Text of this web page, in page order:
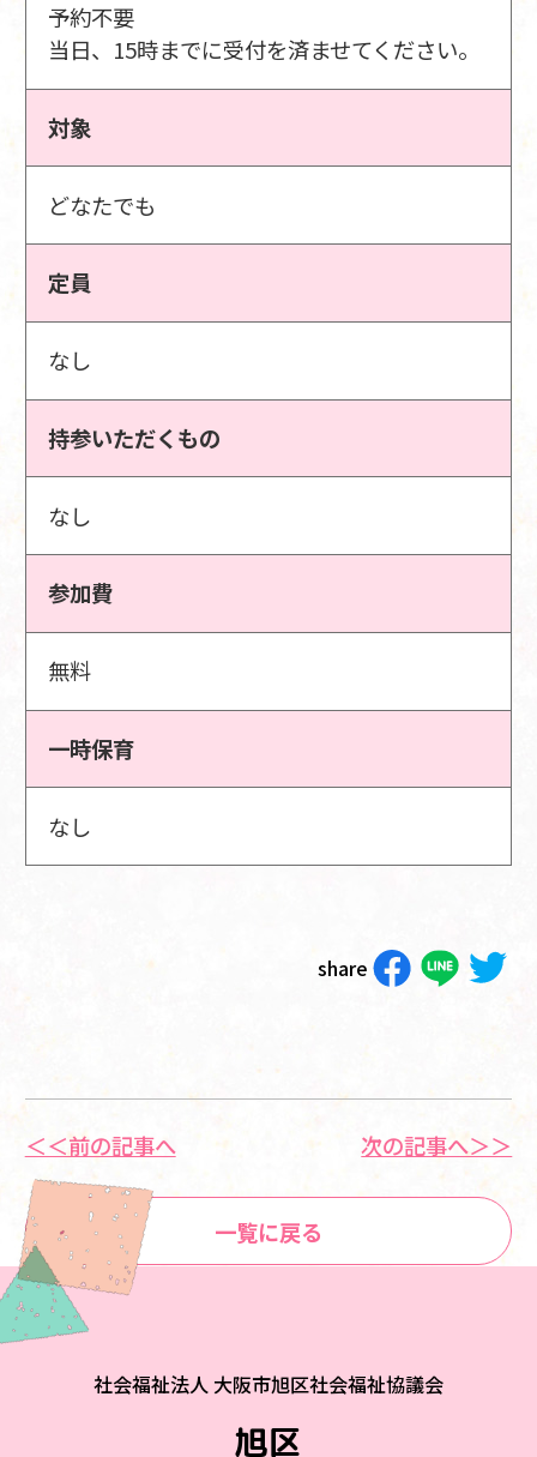
予約不要
当日、15時までに受付を済ませてください。
対象
どなたでも
定員
なし
持参いただくもの
なし
参加費
無料
一時保育
なし
share
＜＜前の記事へ
一覧に戻る
次の記事へ＞＞
社会福祉法人 大阪市旭区社会福祉協議会
旭区